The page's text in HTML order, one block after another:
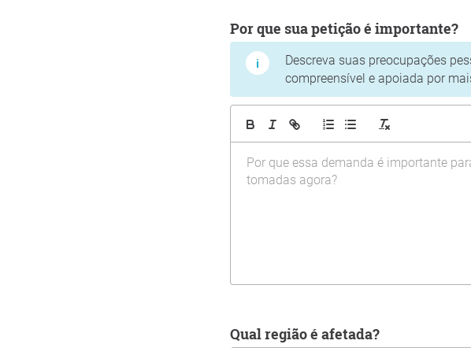
Por que sua petição é importante?
Descreva suas preocupações
compreensível e apoiada por
Qual região é afetada?